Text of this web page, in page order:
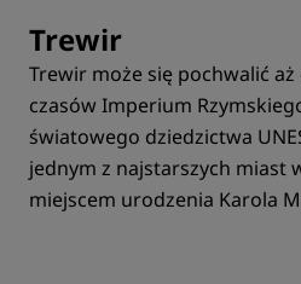
Trewir
Trewir może się pochwalić
czasów Imperium
światowego dziedzictwa
jednym z najstarszych miast
miejscem urodzenia Karola